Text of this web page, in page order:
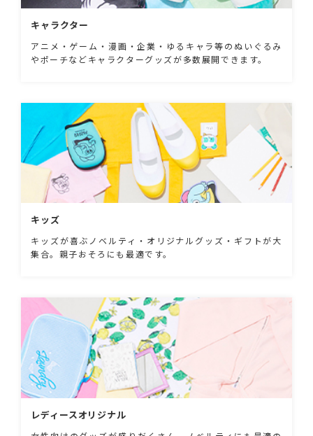
キャラクター
アニメ・ゲーム・漫画・企業・ゆるキャラ等のぬいぐるみ
やポーチなどキャラクターグッズが多数展開できます。
キッズ
キッズが喜ぶノベルティ・オリジナルグッズ・ギフトが大
集合。親子おそろにも最適です。
レディースオリジナル